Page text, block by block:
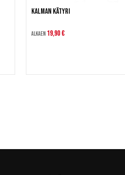
Kalman kätyri
Alkaen 19,90 €